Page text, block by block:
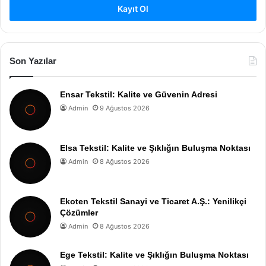
Kayıt Ol
Son Yazılar
Ensar Tekstil: Kalite ve Güvenin Adresi
Admin 9 Ağustos 2026
Elsa Tekstil: Kalite ve Şıklığın Buluşma Noktası
Admin 8 Ağustos 2026
Ekoten Tekstil Sanayi ve Ticaret A.Ş.: Yenilikçi
Çözümler
Admin 8 Ağustos 2026
Ege Tekstil: Kalite ve Şıklığın Buluşma Noktası